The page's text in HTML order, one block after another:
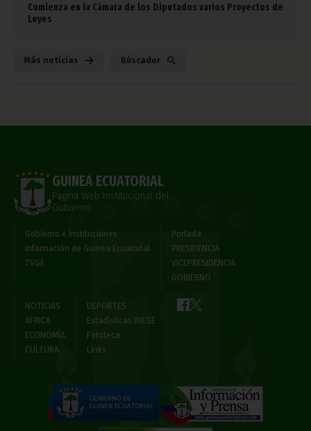
Comienza en la Cámara de los Diputados varios Proyectos de
Leyes
Más noticias Búscador
GUINEA ECUATORIAL
Página Web Institucional del
Gobierno
Gobierno e Instituciones
Información de Guinea Ecuatorial
TVGE
Portada
PRESIDENCIA
VICEPRESIDENCIA
GOBIERNO
NOTICIAS
ÁFRICA
ECONOMÍA
CULTURA
DEPORTES
Estadísticas INEGE
Fototeca
Links